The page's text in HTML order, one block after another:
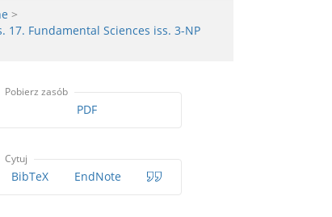
>
17. Fundamental Sciences iss. 3-NP
Pobierz zasób
PDF
Cytuj
BibTeX EndNote